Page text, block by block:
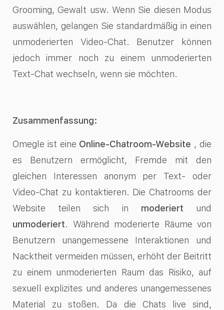
Grooming, Gewalt usw. Wenn Sie diesen Modus
auswählen, gelangen Sie standardmäßig in einen
unmoderierten Video-Chat. Benutzer können
jedoch immer noch zu einem unmoderierten
Text-Chat wechseln, wenn sie möchten.
Zusammenfassung:
Omegle ist eine Online-Chatroom-Website , die
es Benutzern ermöglicht, Fremde mit den
gleichen Interessen anonym per Text- oder
Video-Chat zu kontaktieren. Die Chatrooms der
Website teilen sich in moderiert und
unmoderiert. Während moderierte Räume von
Benutzern unangemessene Interaktionen und
Nacktheit vermeiden müssen, erhöht der Beitritt
zu einem unmoderierten Raum das Risiko, auf
sexuell explizites und anderes unangemessenes
Material zu stoßen. Da die Chats live sind,